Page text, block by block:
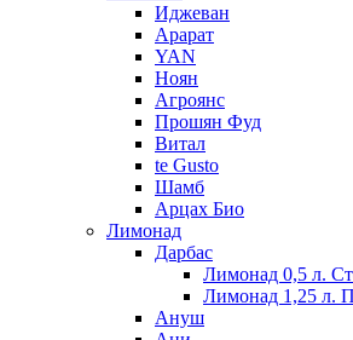
Иджеван
Арарат
YAN
Ноян
Агроянс
Прошян Фуд
Витал
te Gusto
Шамб
Арцах Био
Лимонад
Дарбас
Лимонад 0,5 л.
Лимонад 1,25 л.
Ануш